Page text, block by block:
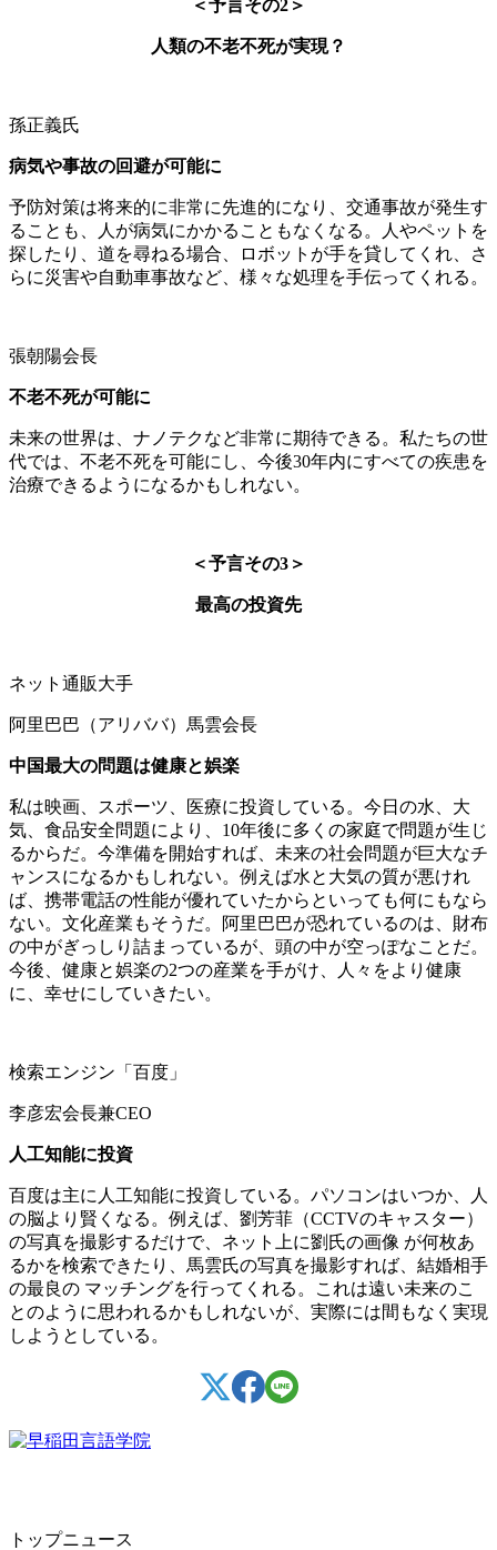
＜予言その2＞
人類の不老不死が実現？
孫正義氏
病気や事故の回避が可能に
予防対策は将来的に非常に先進的になり、交通事故が発生す
ることも、人が病気にかかることもなくなる。人やペットを
探したり、道を尋ねる場合、ロボットが手を貸してくれ、さ
らに災害や自動車事故など、様々な処理を手伝ってくれる。
張朝陽会長
不老不死が可能に
未来の世界は、ナノテクなど非常に期待できる。私たちの世
代では、不老不死を可能にし、今後30年内にすべての疾患を
治療できるようになるかもしれない。
＜予言その3＞
最高の投資先
ネット通販大手
阿里巴巴（アリババ）馬雲会長
中国最大の問題は健康と娯楽
私は映画、スポーツ、医療に投資している。今日の水、大
気、食品安全問題により、10年後に多くの家庭で問題が生じ
るからだ。今準備を開始すれば、未来の社会問題が巨大なチ
ャンスになるかもしれない。例えば水と大気の質が悪けれ
ば、携帯電話の性能が優れていたからといっても何にもなら
ない。文化産業もそうだ。阿里巴巴が恐れているのは、財布
の中がぎっしり詰まっているが、頭の中が空っぽなことだ。
今後、健康と娯楽の2つの産業を手がけ、人々をより健康
に、幸せにしていきたい。
検索エンジン「百度」
李彦宏会長兼CEO
人工知能に投資
百度は主に人工知能に投資している。パソコンはいつか、人
の脳より賢くなる。例えば、劉芳菲（CCTVのキャスター）
の写真を撮影するだけで、ネット上に劉氏の画像 が何枚あ
るかを検索できたり、馬雲氏の写真を撮影すれば、結婚相手
の最良の マッチングを行ってくれる。これは遠い未来のこ
とのように思われるかもしれないが、実際には間もなく実現
しようとしている。
トップニュース